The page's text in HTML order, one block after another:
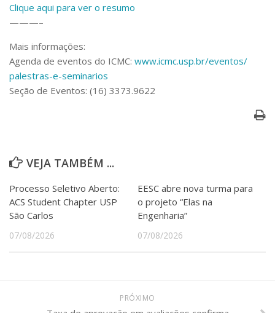
Museus e Espaços Interativos
Serviços
Bibliotecas
Apoio ao Estudante
RH, Administrativo e Financeiro
Outros serviços
Jornal da USP
Agenda de Eventos
Defesa de Teses
Clique aqui para ver o resumo
———–
Mais informações:
Agenda de eventos do ICMC: www.icmc.usp.br/eventos/
palestras-e-seminarios
Seção de Eventos: (16) 3373.9622
VEJA TAMBÉM ...
Processo Seletivo Aberto:
ACS Student Chapter USP
São Carlos
07/08/2026
EESC abre nova turma para
o projeto “Elas na
Engenharia”
07/08/2026
PRÓXIMO